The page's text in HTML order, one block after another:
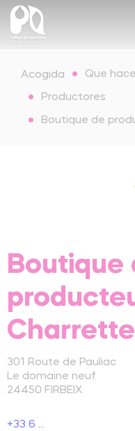
Acogida Que
Productores
Boutique de
Boutique
301 Route de Pauliac
Le domaine neuf
24450 FIRBEIX
+33 6 ...